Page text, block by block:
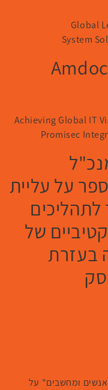
Global
System
Achieving Global IT
Promisec
על עליית
של
בעזרת
ומחשבים" על